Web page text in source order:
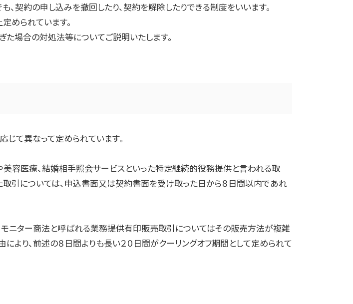
契約の申し込みを撤回したり、契約を解除したりできる制度をいいます。
められています。
た場合の対処法等についてご説明いたします。
じて異なって定められています。
美容医療、結婚相手照会サービスといった特定継続的役務提供と言われる取
引については、申込書面又は契約書面を受け取った日から８日間以内であれ
モニター商法と呼ばれる業務提供有印販売取引についてはその販売方法が複雑
より、前述の８日間よりも長い２０日間がクーリングオフ期間として定められて